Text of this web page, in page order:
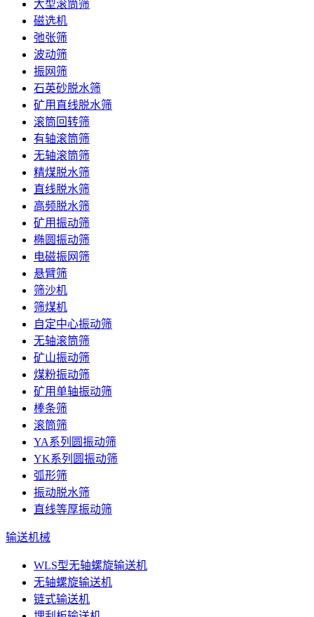
大型滚筒筛
磁选机
弛张筛
波动筛
振网筛
石英砂脱水筛
矿用直线脱水筛
滚筒回转筛
有轴滚筒筛
无轴滚筒筛
精煤脱水筛
直线脱水筛
高频脱水筛
矿用振动筛
椭圆振动筛
电磁振网筛
悬臂筛
筛沙机
筛煤机
自定中心振动筛
无轴滚筒筛
矿山振动筛
煤粉振动筛
矿用单轴振动筛
棒条筛
滚筒筛
YA系列圆振动筛
YK系列圆振动筛
弧形筛
振动脱水筛
直线等厚振动筛
输送机械
WLS型无轴螺旋输送机
无轴螺旋输送机
链式输送机